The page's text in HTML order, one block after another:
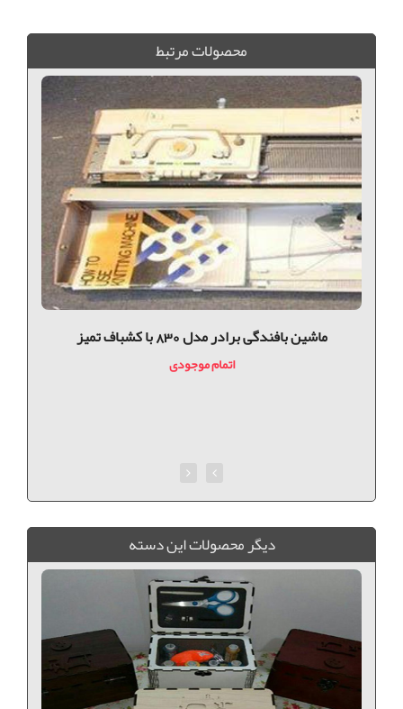
محصولات مرتبط
ماشین بافندگی برادر مدل 830 با کشباف تمیز
اتمام موجودی
ديگر محصولات اين دسته